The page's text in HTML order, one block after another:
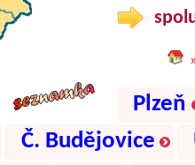
Plzeň
Č. Budějovice